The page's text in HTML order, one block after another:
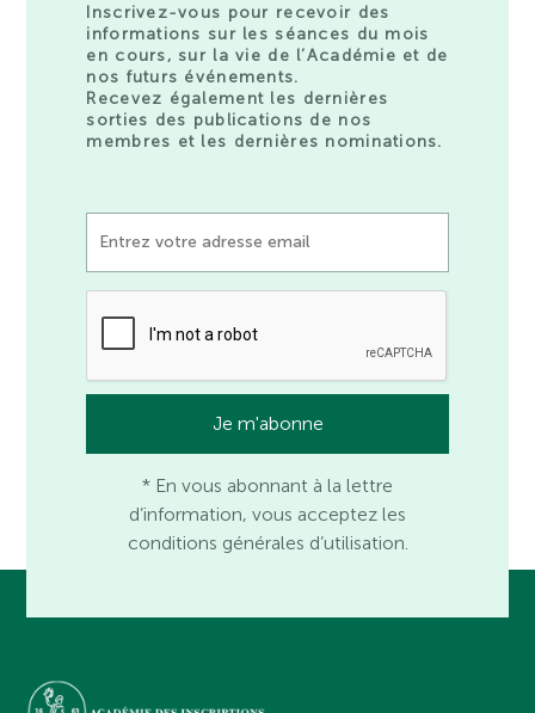
Inscrivez-vous pour recevoir des
informations sur les séances du mois
en cours, sur la vie de l’Académie et de
nos futurs événements.
Recevez également les dernières
sorties des publications de nos
membres et les dernières nominations.
* En vous abonnant à la lettre
d’information, vous acceptez les
conditions générales d’utilisation.